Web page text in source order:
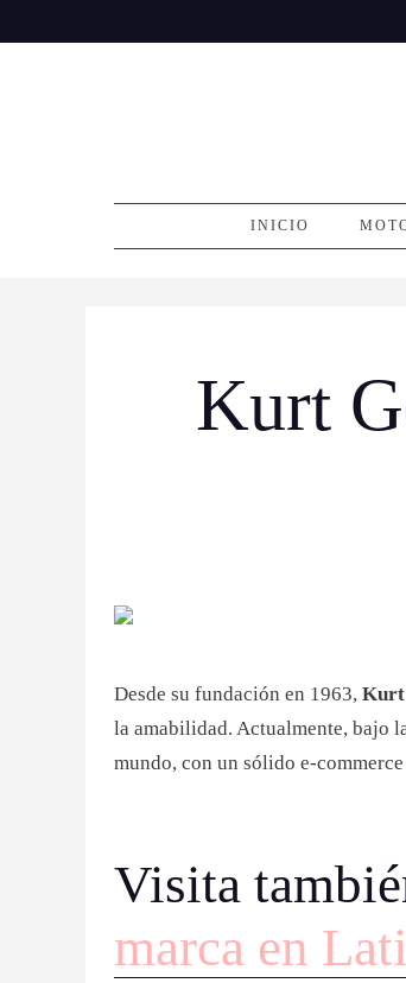
to
INICIO
Kurt
Desde su fundación en 1963, Kurt
la amabilidad. Actualmente, bajo
mundo, con un sólido e-
Visita
marca en